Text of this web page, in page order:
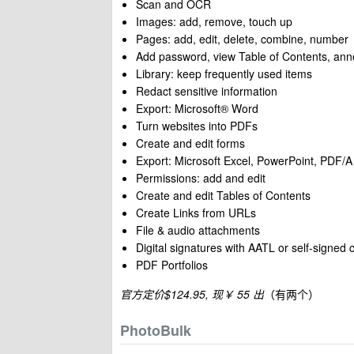
Scan and OCR
Images: add, remove, touch up
Pages: add, edit, delete, combine, number
Add password, view Table of Contents,
Library: keep frequently used items
Redact sensitive information
Export: Microsoft® Word
Turn websites into PDFs
Create and edit forms
Export: Microsoft Excel, PowerPoint, PDF/A
Permissions: add and edit
Create and edit Tables of Contents
Create Links from URLs
File & audio attachments
Digital signatures with AATL or self-signed
PDF Portfolios
官方定价$124.95, 现￥ 55 出（有两个）
PhotoBulk